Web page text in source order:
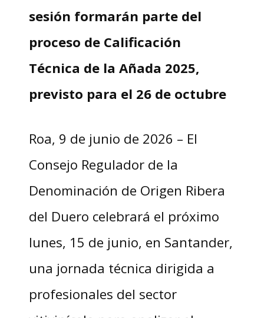
sesión formarán parte del
proceso de Calificación
Técnica de la Añada 2025,
previsto para el 26 de octubre
Roa, 9 de junio de 2026 – El
Consejo Regulador de la
Denominación de Origen Ribera
del Duero celebrará el próximo
lunes, 15 de junio, en Santander,
una jornada técnica dirigida a
profesionales del sector